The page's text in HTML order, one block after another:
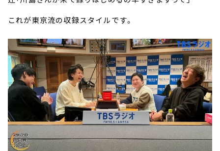
これが東京流の収録スタイルです。